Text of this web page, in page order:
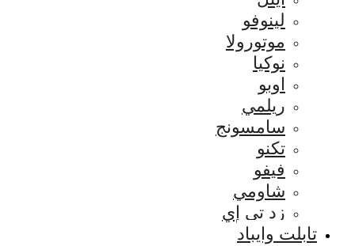
لينوفو
موتورولا
نوكيا
اوبو
ريلمي
سامسونج
تكنو
فيفو
شاومي
زد تي إي
تابلت وايباد